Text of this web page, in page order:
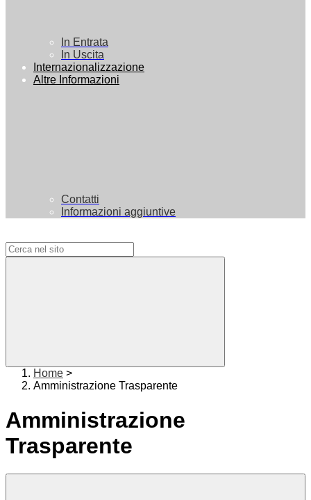
In Entrata
In Uscita
Internazionalizzazione
Altre Informazioni
Contatti
Informazioni aggiuntive
Home >
Amministrazione Trasparente
Amministrazione
Trasparente